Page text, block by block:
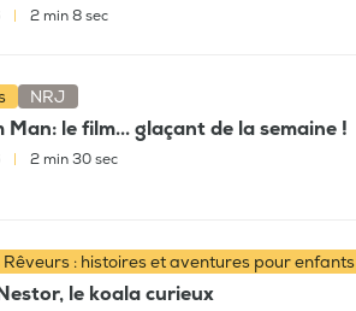
2 min 8 sec
NRJ
Man: le film... glaçant de la semaine !
2 min 30 sec
Rêveurs : histoires et aventures pour enfants
le koala curieux